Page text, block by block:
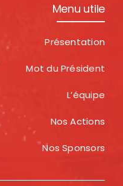
Menu utile
Présentation
Mot du Président
L’équipe
Nos Actions
Nos Sponsors